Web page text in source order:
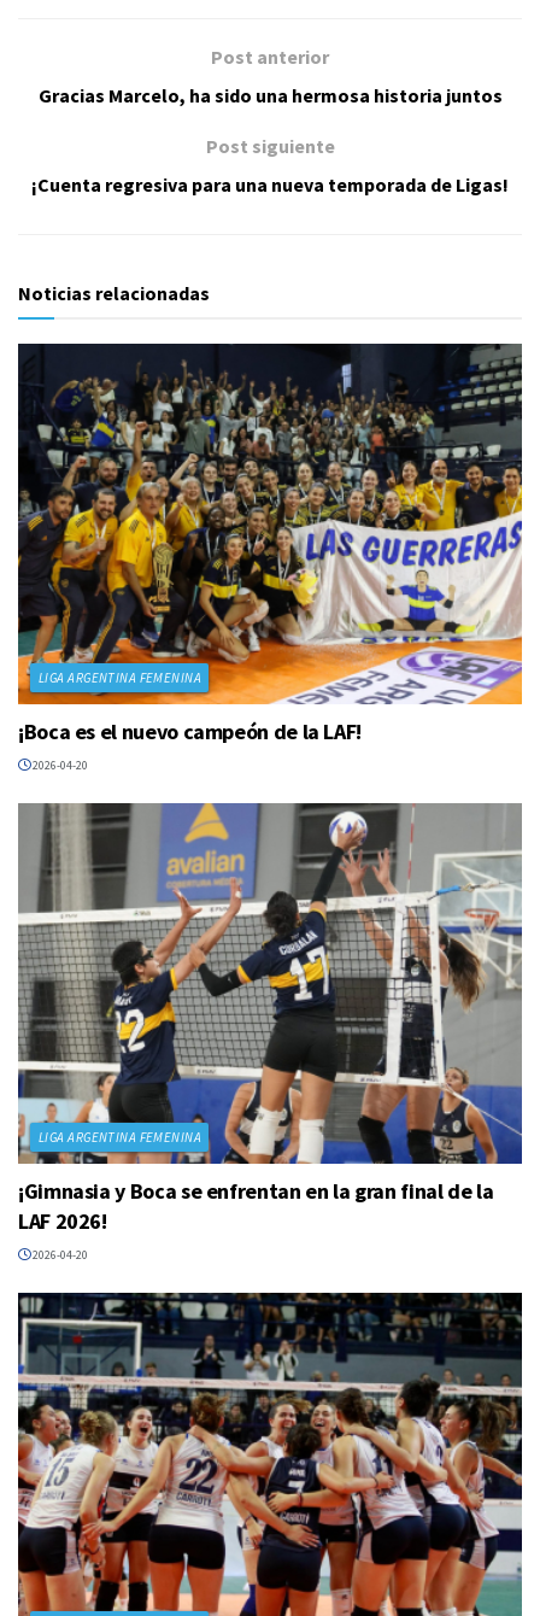
Post anterior
Gracias Marcelo, ha sido una hermosa historia juntos
Post siguiente
¡Cuenta regresiva para una nueva temporada de Ligas!
Noticias relacionadas
LIGA ARGENTINA FEMENINA
¡Boca es el nuevo campeón de la LAF!
2026-04-20
LIGA ARGENTINA FEMENINA
¡Gimnasia y Boca se enfrentan en la gran final de la
LAF 2026!
2026-04-20